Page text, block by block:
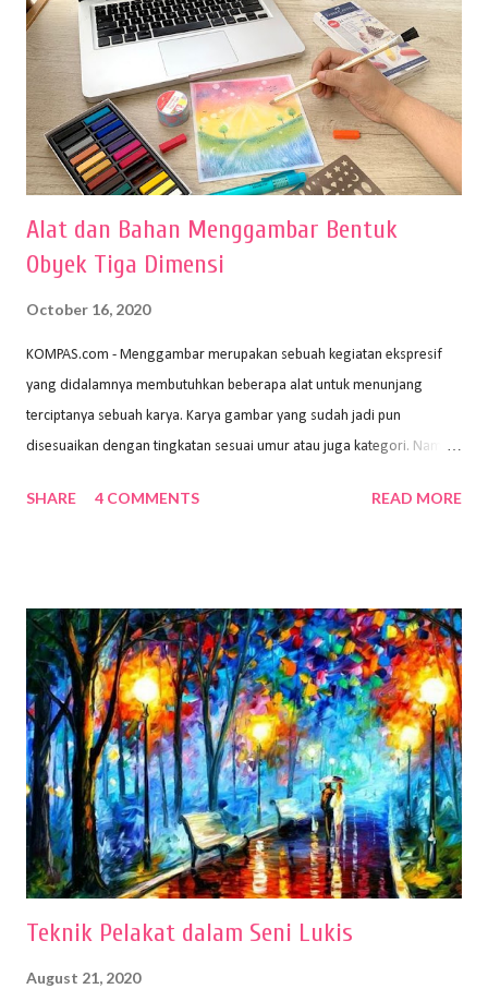
Alat dan Bahan Menggambar Bentuk
Obyek Tiga Dimensi
October 16, 2020
KOMPAS.com - Menggambar merupakan sebuah kegiatan ekspresif
yang didalamnya membutuhkan beberapa alat untuk menunjang
terciptanya sebuah karya. Karya gambar yang sudah jadi pun
disesuaikan dengan tingkatan sesuai umur atau juga kategori. Namun,
sehingga hasilnya bisa dilihat. Peran alat dan bahan sangat
memiliki spesifikasi berbeda sesuai jenisnya. Berikut peralatan
menggambar bentuk: 1. Kertas Gambar Kegiatan menggambar
membutuhkan kertas yang baik agar proses pembuatan gambar lebih
nyaman dan maksimal. Bahan kertas yang baik salah satu syaratnya
adalah tidak mudah sobek, mengingat menggambar merupakan
proses menggores dan menghapus. Kertas adalah bahan yang paling
ideal digunakan untuk menggambar. Dalam menggambar
menggunakan pen...
SHARE 4 COMMENTS READ MORE
Teknik Pelakat dalam Seni Lukis
August 21, 2020